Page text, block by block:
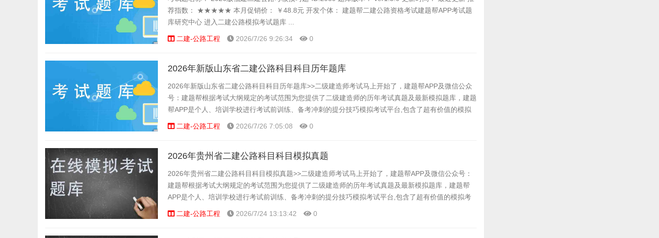
荐指数： ★★★★★ 本月促销价： ￥48.8元 开发个体： 建题帮二建公路资格考试建题帮APP考试题
库研究中心 进入二建公路模拟考试题库 ...
二建-公路工程 2026/7/26 9:26:34 0
2026年新版山东省二建公路科目科目历年题库
2026年新版山东省二建公路科目科目历年题库>>二级建造师考试马上开始了，建题帮APP及微信公众
号：建题帮根据考试大纲规定的考试范围为您提供了二级建造师的历年考试真题及最新模拟题库，建题
帮APP是个人、培训学校进行考试前训练、备考冲刺的提分技巧模拟考试平台,包含了超有价值的模拟
考试考场，有错题统计顺序练题等功能,大家可以在这里了解一下二级...
二建-公路工程 2026/7/26 7:05:08 0
2026年贵州省二建公路科目科目模拟真题
2026年贵州省二建公路科目科目模拟真题>>二级建造师考试马上开始了，建题帮APP及微信公众号：
建题帮根据考试大纲规定的考试范围为您提供了二级建造师的历年考试真题及最新模拟题库，建题帮
APP是个人、培训学校进行考试前训练、备考冲刺的提分技巧模拟考试平台,包含了超有价值的模拟考
试考场，有错题统计顺序练题等功能,大家可以在这里了解一下二级建造...
二建-公路工程 2026/7/24 13:13:42 0